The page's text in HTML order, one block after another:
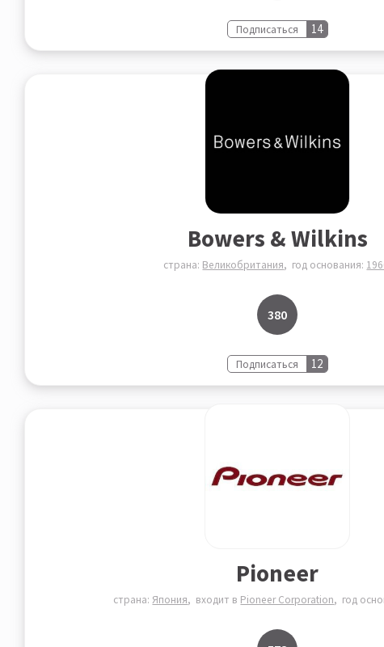
Подписаться 14
Bowers & Wilkins
страна: Великобритания год основания:
380
Подписаться 12
Pioneer
страна:Япония входит в Pioneer Corporation год